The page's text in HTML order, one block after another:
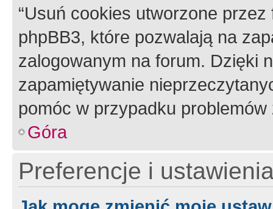
“Usuń cookies utworzone
phpBB3, które pozwalają na
zalogowanym na forum. Dzięki
zapamiętywanie
pomóc w przypadku
Góra
Preferencje i